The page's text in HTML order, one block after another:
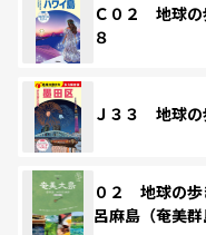
Ｃ０２ 地球
８
Ｊ３３ 地球
０２ 地球の
呂麻島（奄美